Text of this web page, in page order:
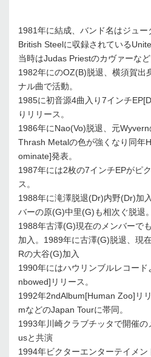
1981年に結成、バンド名はジュ
British Steelに収録されている
当時はJudas Priestのカヴァーなど
1982年にのOZ(B)脱退、横須賀出
ナル曲で活動。
1985に初音源4曲入り7インチ
りリリース。
1986年にNao(Vo)脱退、元
Thrash Metalの色が強くなり同年
ominate]発表。
1987年には2枚の7インチEPがピ
ス。
1988年に滝澤脱退(Dr)内野(Dr)加
バーの原(G)中里(G)も相次ぐ脱退。
1988年古澤(G)現在のメンバーで
加入。1989年に古澤(G)脱退、現
Rの大谷(G)加入
1990年にはハウリンブルレコー
nbowed]リリース。
1992年2ndAlbum[Human Zoo]リ
mなどのJapan Tourに帯同。
1993年川崎クラブチッタで開催
usと共演
1994年ビクターエンターテイメン